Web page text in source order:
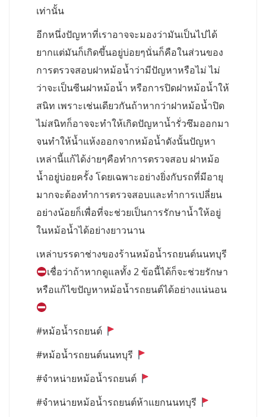
เท่านั้น
อีกหนึ่งปัญหาที่เราอาจจะมองว่ามันเป็นไปได้
ยากแต่มันก็เกิดขึ้นอยู่บ่อยๆนั่นก็คือในส่วนของ
การตรวจสอบฝาหม้อน้ำว่ามีปัญหาหรือไม่ ไม่
ว่าจะเป็นซีนฝาหม้อน้ำ หรือการปิดฝาหม้อน้ำให้
สนิท เพราะเช่นเดียวกันถ้าหากว่าฝาหม้อน้ำปิด
ไม่สนิทก็อาจจะทำให้เกิดปัญหาน้ำรั่วซึมออกมา
จนทำให้น้ำแห้งออกจากหม้อน้ำดังนั้นปัญหา
เหล่านี้แก้ได้ง่ายๆคือทำการตรวจสอบ ฝาหม้อ
น้ำอยู่บ่อยครั้ง โดยเฉพาะอย่างยิ่งกับรถที่มีอายุ
มากจะต้องทำการตรวจสอบและทำการเปลี่ยน
อย่างน้อยก็เพื่อที่จะช่วยเป็นการรักษาน้ำให้อยู่
ในหม้อน้ำได้อย่างยาวนาน
เหล่าบรรดาช่างของร้านหม้อน้ำรถยนต์นนทบุรี
เชื่อว่าถ้าหากดูแลทั้ง 2 ข้อนี้ได้ก็จะช่วยรักษา
หรือแก้ไขปัญหาหม้อน้ำรถยนต์ได้อย่างแน่นอน
#หม้อน้ำรถยนต์
#หม้อน้ำรถยนต์นนทบุรี
#จำหน่ายหม้อน้ำรถยนต์
#จำหน่ายหม้อน้ำรถยนต์ห้าแยกนนทบุรี